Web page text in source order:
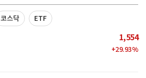
코스닥 ETF
1,554
+29.93%